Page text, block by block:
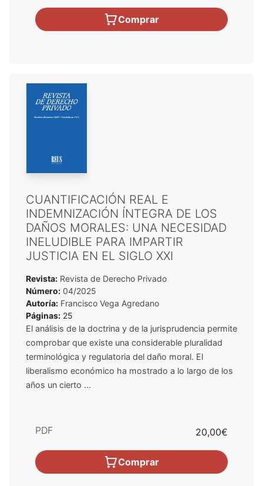
Comprar
CUANTIFICACIÓN REAL E
INDEMNIZACIÓN ÍNTEGRA DE LOS
DAÑOS MORALES: UNA NECESIDAD
INELUDIBLE PARA IMPARTIR
JUSTICIA EN EL SIGLO XXI
Revista: Revista de Derecho Privado
Número: 04/2025
Autoría: Francisco Vega Agredano
Páginas: 25
El análisis de la doctrina y de la jurisprudencia permite
comprobar que existe una considerable pluralidad
terminológica y regulatoria del daño moral. El
liberalismo económico ha mostrado a lo largo de los
años un cierto ...
PDF 20,00€
Comprar